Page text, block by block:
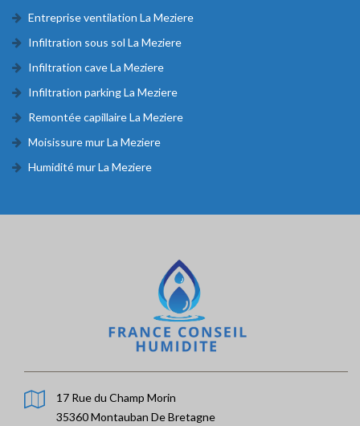
Entreprise ventilation La Meziere
Infiltration sous sol La Meziere
Infiltration cave La Meziere
Infiltration parking La Meziere
Remontée capillaire La Meziere
Moisissure mur La Meziere
Humidité mur La Meziere
17 Rue du Champ Morin
35360 Montauban De Bretagne